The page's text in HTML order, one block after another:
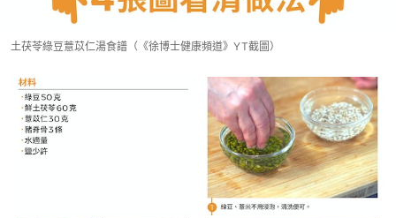
土茯苓綠豆薏苡仁湯食譜（《徐博士健康頻道》YT截圖）